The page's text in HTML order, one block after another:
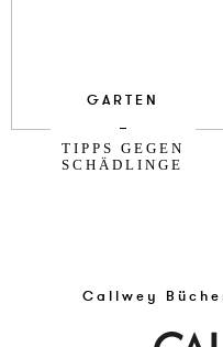
GARTEN
TIPPS GEGEN
SCHÄDLINGE
Callwey